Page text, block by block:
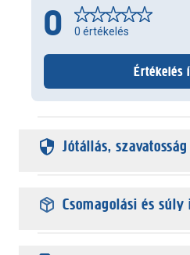
0 0 értékelés
Értékelés
Jótállás, szavatosság
Csomagolási és